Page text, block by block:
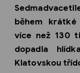
během
více než 130
dopadla
Klatovskou